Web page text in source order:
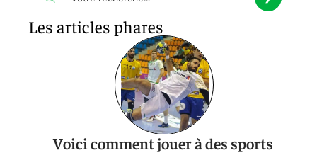
Les articles phares
Voici comment jouer à des sports